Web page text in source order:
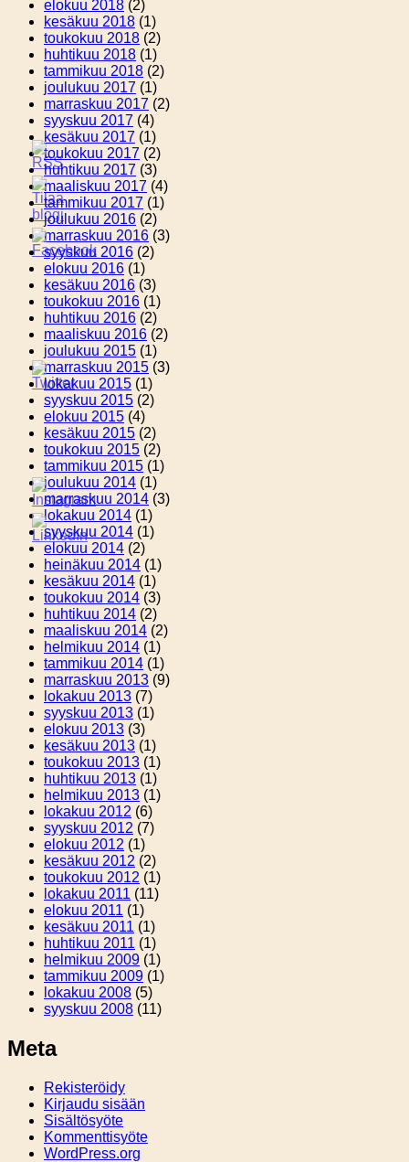
elokuu 2018 (2)
kesäkuu 2018 (1)
toukokuu 2018 (2)
huhtikuu 2018 (1)
tammikuu 2018 (2)
joulukuu 2017 (1)
marraskuu 2017 (2)
syyskuu 2017 (4)
kesäkuu 2017 (1)
toukokuu 2017 (2)
huhtikuu 2017 (3)
maaliskuu 2017 (4)
tammikuu 2017 (1)
joulukuu 2016 (2)
marraskuu 2016 (3)
syyskuu 2016 (2)
elokuu 2016 (1)
kesäkuu 2016 (3)
toukokuu 2016 (1)
huhtikuu 2016 (2)
maaliskuu 2016 (2)
joulukuu 2015 (1)
marraskuu 2015 (3)
lokakuu 2015 (1)
syyskuu 2015 (2)
elokuu 2015 (4)
kesäkuu 2015 (2)
toukokuu 2015 (2)
tammikuu 2015 (1)
joulukuu 2014 (1)
marraskuu 2014 (3)
lokakuu 2014 (1)
syyskuu 2014 (1)
elokuu 2014 (2)
heinäkuu 2014 (1)
kesäkuu 2014 (1)
toukokuu 2014 (3)
huhtikuu 2014 (2)
maaliskuu 2014 (2)
helmikuu 2014 (1)
tammikuu 2014 (1)
marraskuu 2013 (9)
lokakuu 2013 (7)
syyskuu 2013 (1)
elokuu 2013 (3)
kesäkuu 2013 (1)
toukokuu 2013 (1)
huhtikuu 2013 (1)
helmikuu 2013 (1)
lokakuu 2012 (6)
syyskuu 2012 (7)
elokuu 2012 (1)
kesäkuu 2012 (2)
toukokuu 2012 (1)
lokakuu 2011 (11)
elokuu 2011 (1)
kesäkuu 2011 (1)
huhtikuu 2011 (1)
helmikuu 2009 (1)
tammikuu 2009 (1)
lokakuu 2008 (5)
syyskuu 2008 (11)
Meta
Rekisteröidy
Kirjaudu sisään
Sisältösyöte
Kommenttisyöte
WordPress.org